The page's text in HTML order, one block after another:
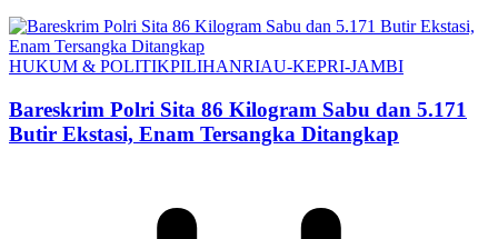
HUKUM & POLITIKPILIHANRIAU-KEPRI-JAMBI
Bareskrim Polri Sita 86 Kilogram Sabu dan 5.171
Butir Ekstasi, Enam Tersangka Ditangkap